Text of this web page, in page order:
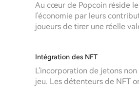
Au cœur de Popcoin réside
l'économie par leurs
joueurs de tirer une réelle
Intégration des NFT
L'incorporation de jetons
jeu. Les détenteurs de NFT